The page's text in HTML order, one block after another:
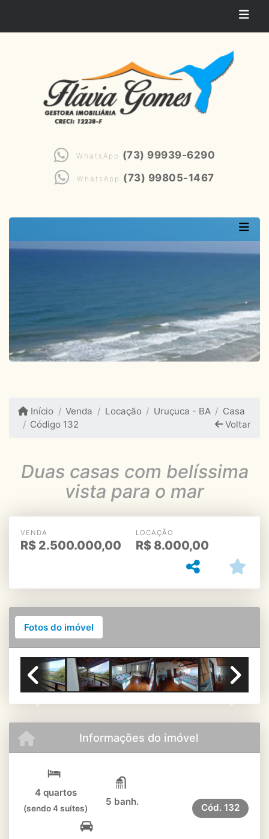
WhatsApp (73) 99939-6290
WhatsApp (73) 99805-1467
Início Venda Locação Uruçuca - BA
Casa
Código 132
Voltar
Duas casas com belíssima
vista para o mar
VENDA
R$ 2.500.000,00
LOCAÇÃO
R$ 8.000,00
Fotos do imóvel
VARANDA SUPERIOR 2
Previous Next
Informações do imóvel
4 quartos
(sendo 4 suítes)
5 banh.
Cód. 132